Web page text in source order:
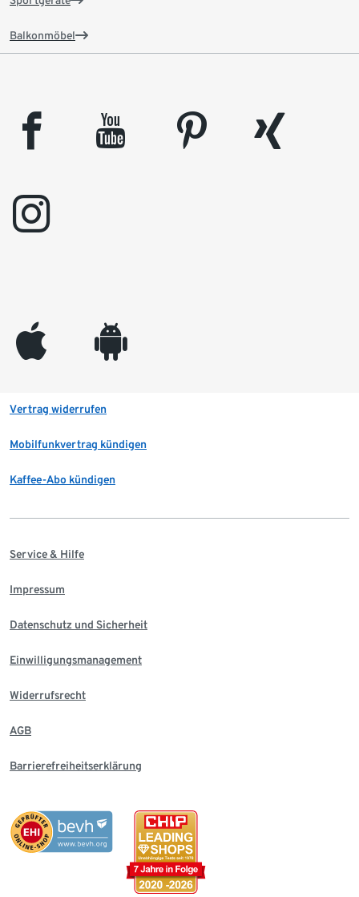
Balkonmöbel
facebook youtube pinterest
xing
instagram
appleinc android
Vertrag widerrufen
Mobilfunkvertrag kündigen
Kaffee-Abo kündigen
Service & Hilfe
Impressum
Datenschutz und Sicherheit
Einwilligungsmanagement
Widerrufsrecht
AGB
Barrierefreiheitserklärung